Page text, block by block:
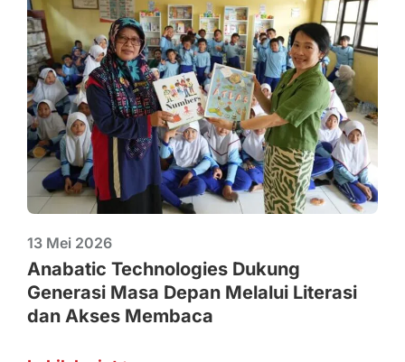
13 Mei 2026
Anabatic Technologies Dukung
Generasi Masa Depan Melalui Literasi
dan Akses Membaca